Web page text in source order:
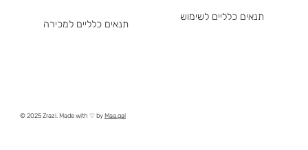
תנאים כלליים למכירה
תנאים כלליים לשימוש
© 2025 Zrazi. Made with ♡ byMaa.gal